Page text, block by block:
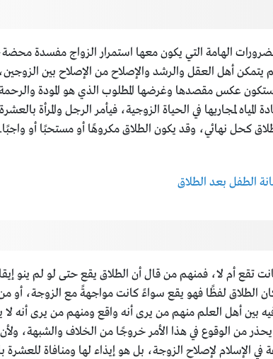
الهامة التي يكون معها استمرار الزواج مفسدة
يتمكن أهل العقل والرشد والإصلاح من الإصلاح بين
عكس مقصدها وغرضها المطلوب الذي هو المودة والرحمة
لمجاريها في الحياة الزوجية، فيأمر الرجل والمرأة
كحل نهائي، وقد يكون الطلاق مكروهًا أو مستحبًا أو واجبًا.
الطفل بعد الطلاق
تقع أم لا، فمنهم من قال أن الطلاق يقع حتى لو لم ينو
الطلاق لفظًا فهو يقع سواءً كانت مواجهةً مع الزوجة، أو
بين أهل العلم منهم من يرى أنه واقع ومنهم من يرى أنه
من الوقوع في هذا الأمر خروجًا من الخلاف والشبهة،
الإسلام لإصلاح الزوجة، بل هو إيذاء لها ومنافاة للعشرة